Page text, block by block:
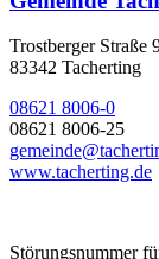
Trostberger Straße
83342 Tacherting
08621 8006-0
08621 8006-25
www.tacherting.de
Störungsnummer